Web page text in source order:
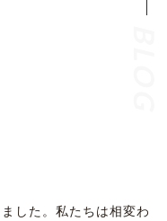
した。私たちは相変わ